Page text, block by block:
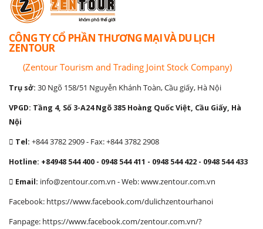
CÔNG TY CỔ PHẦN THƯƠNG MẠI VÀ DU LỊCH
ZENTOUR
(Zentour Tourism and Trading Joint Stock Company)
Trụ sở: 30 Ngõ 158/51 Nguyễn Khánh Toàn, Cầu giấy, Hà Nội
VPGD: Tầng 4, Số 3-A24 Ngõ 385 Hoàng Quốc Việt, Cầu Giấy, Hà
Nội
Tel: +844 3782 2909 - Fax: +844 3782 2908
Hotline: +84948 544 400 - 0948 544 411 - 0948 544 422 - 0948 544 433
Email: info@zentour.com.vn - Web: www.zentour.com.vn
Facebook: https://www.facebook.com/dulichzentourhanoi
Fanpage: https://www.facebook.com/zentour.com.vn/?